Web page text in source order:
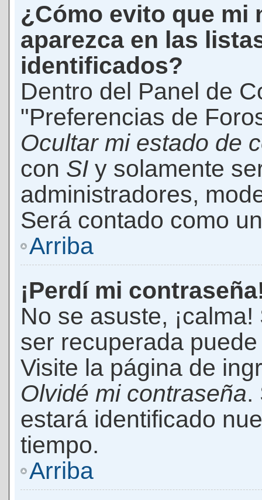
¿Cómo evito que mi
aparezca en las
identificados?
Dentro del Panel de
"Preferencias de
Ocultar mi estado de
con SI y solamente
administradores,
Será contado como
Arriba
¡Perdí mi
No se asuste,
ser recuperada
Visite la página de
Olvidé mi contraseña.
estará identificado
tiempo.
Arriba